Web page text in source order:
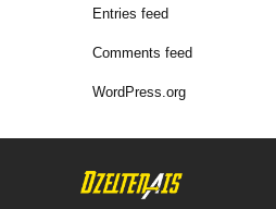
Entries feed
Comments feed
WordPress.org